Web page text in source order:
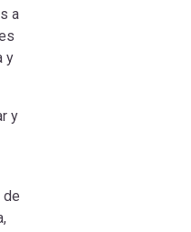
a
y
y
de